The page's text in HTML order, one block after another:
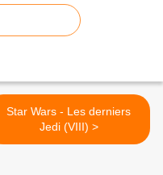
Star Wars - Les derniers
Jedi (VIII) >